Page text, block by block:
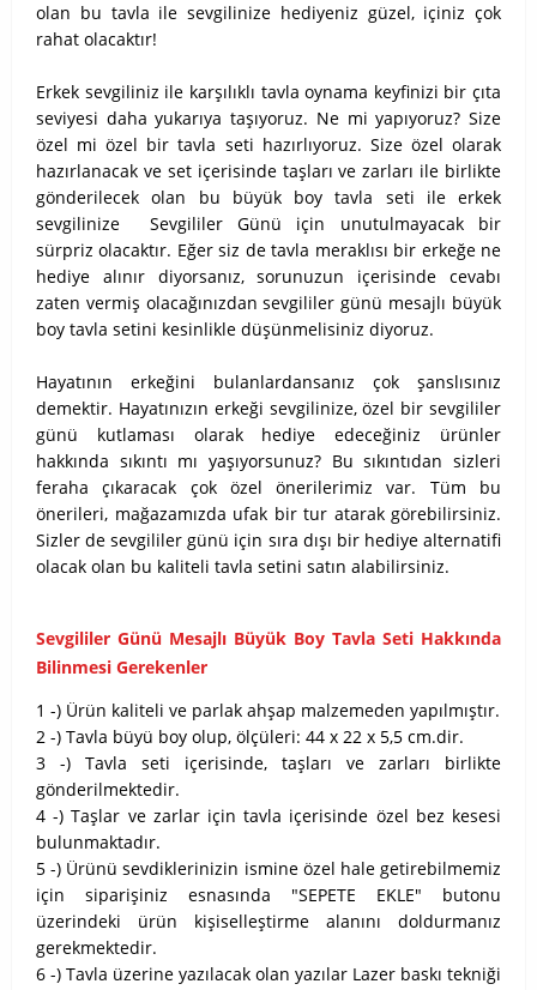
olan bu tavla ile sevgilinize hediyeniz güzel, içiniz çok
rahat olacaktır!
Erkek sevgiliniz ile karşılıklı tavla oynama keyfinizi bir çıta
seviyesi daha yukarıya taşıyoruz. Ne mi yapıyoruz? Size
özel mi özel bir tavla seti hazırlıyoruz. Size özel olarak
hazırlanacak ve set içerisinde taşları ve zarları ile birlikte
gönderilecek olan bu büyük boy tavla seti ile erkek
sevgilinize Sevgililer Günü için unutulmayacak bir
sürpriz olacaktır. Eğer siz de tavla meraklısı bir erkeğe ne
hediye alınır diyorsanız, sorunuzun içerisinde cevabı
zaten vermiş olacağınızdan sevgililer günü mesajlı büyük
boy tavla setini kesinlikle düşünmelisiniz diyoruz.
Hayatının erkeğini bulanlardansanız çok şanslısınız
demektir. Hayatınızın erkeği sevgilinize, özel bir sevgililer
günü kutlaması olarak hediye edeceğiniz ürünler
hakkında sıkıntı mı yaşıyorsunuz? Bu sıkıntıdan sizleri
feraha çıkaracak çok özel önerilerimiz var. Tüm bu
önerileri, mağazamızda ufak bir tur atarak görebilirsiniz.
Sizler de sevgililer günü için sıra dışı bir hediye alternatifi
olacak olan bu kaliteli tavla setini satın alabilirsiniz.
Sevgililer Günü Mesajlı Büyük Boy Tavla Seti Hakkında
Bilinmesi Gerekenler
1 -) Ürün kaliteli ve parlak ahşap malzemeden yapılmıştır.
2 -) Tavla büyü boy olup, ölçüleri: 44 x 22 x 5,5 cm.dir.
3 -) Tavla seti içerisinde, taşları ve zarları birlikte
gönderilmektedir.
4 -) Taşlar ve zarlar için tavla içerisinde özel bez kesesi
bulunmaktadır.
5 -) Ürünü sevdiklerinizin ismine özel hale getirebilmemiz
için siparişiniz esnasında "SEPETE EKLE" butonu
üzerindeki ürün kişiselleştirme alanını doldurmanız
gerekmektedir.
6 -) Tavla üzerine yazılacak olan yazılar Lazer baskı tekniği